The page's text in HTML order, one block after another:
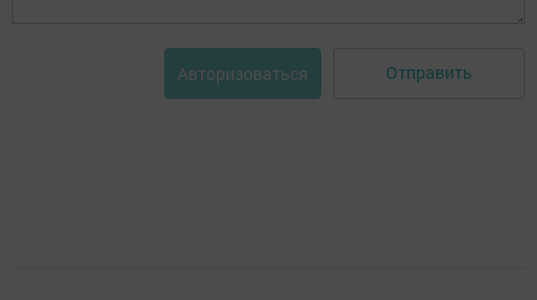
Авторизоваться Отправить